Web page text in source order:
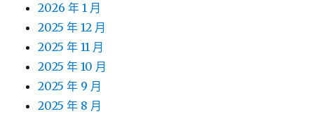
2026 年 1 月
2025 年 12 月
2025 年 11 月
2025 年 10 月
2025 年 9 月
2025 年 8 月